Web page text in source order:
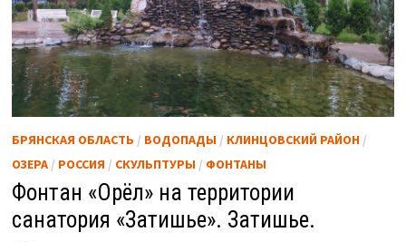
БРЯНСКАЯ ОБЛАСТЬ / ВОДОПАДЫ / КЛИНЦОВСКИЙ РАЙОН/
ОЗЕРА/ РОССИЯ / СКУЛЬПТУРЫ / ФОНТАНЫ
Фонтан «Орёл» на территории
санатория «Затишье». Затишье.